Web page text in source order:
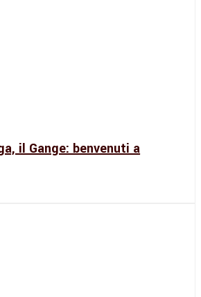
il Gange: benvenuti a